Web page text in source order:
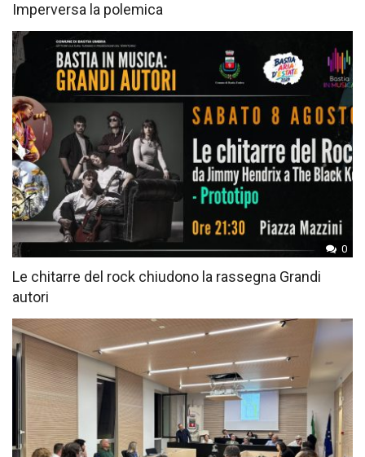
Imperversa la polemica
0
Le chitarre del rock chiudono la rassegna Grandi
autori